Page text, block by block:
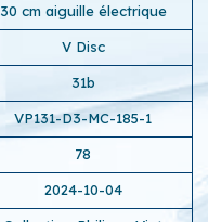
30 cm aiguille électrique
V Disc
31b
VP131-D3-MC-185-1
78
2024-10-04